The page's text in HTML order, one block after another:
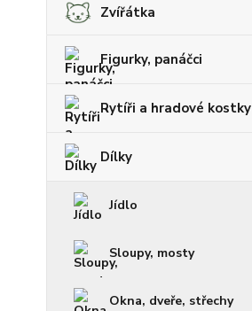
Zvířátka
Figurky, panáčci
Rytíři a hradové kostky
Dílky
Jídlo
Sloupy, mosty
Okna, dveře, střechy